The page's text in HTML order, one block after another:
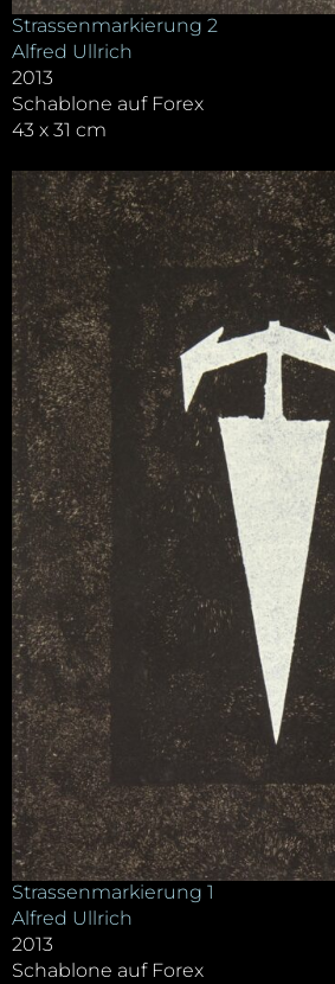
Strassenmarkierung 2
Alfred Ullrich
2013
Schablone auf Forex
43 x 31 cm
Strassenmarkierung 1
Alfred Ullrich
2013
Schablone auf Forex